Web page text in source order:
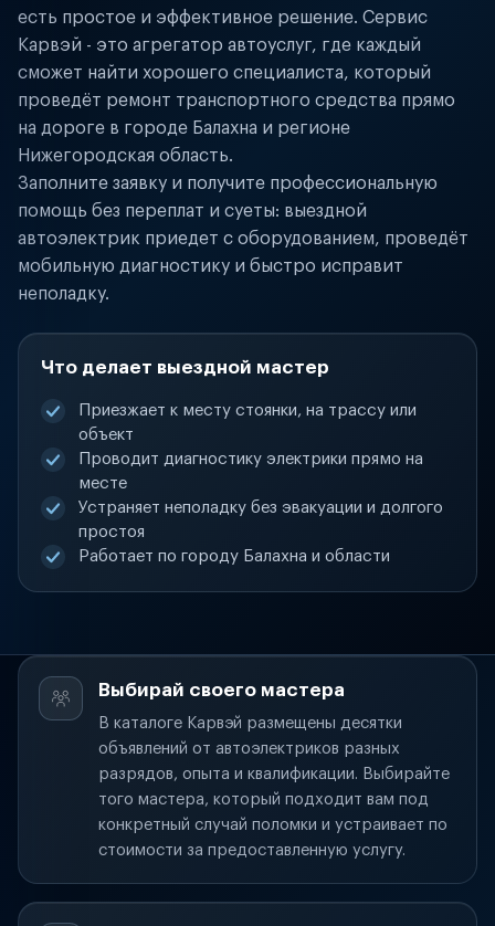
есть простое и эффективное решение. Сервис
Карвэй - это агрегатор автоуслуг, где каждый
сможет найти хорошего специалиста, который
проведёт ремонт транспортного средства прямо
на дороге в городе Балахна и регионе
Нижегородская область.
Заполните заявку и получите профессиональную
помощь без переплат и суеты: выездной
автоэлектрик приедет с оборудованием, проведёт
мобильную диагностику и быстро исправит
неполадку.
Что делает выездной мастер
Приезжает к месту стоянки, на трассу или
объект
Проводит диагностику электрики прямо на
месте
Устраняет неполадку без эвакуации и долгого
простоя
Работает по городу Балахна и области
Выбирай своего мастера
В каталоге Карвэй размещены десятки
объявлений от автоэлектриков разных
разрядов, опыта и квалификации. Выбирайте
того мастера, который подходит вам под
конкретный случай поломки и устраивает по
стоимости за предоставленную услугу.